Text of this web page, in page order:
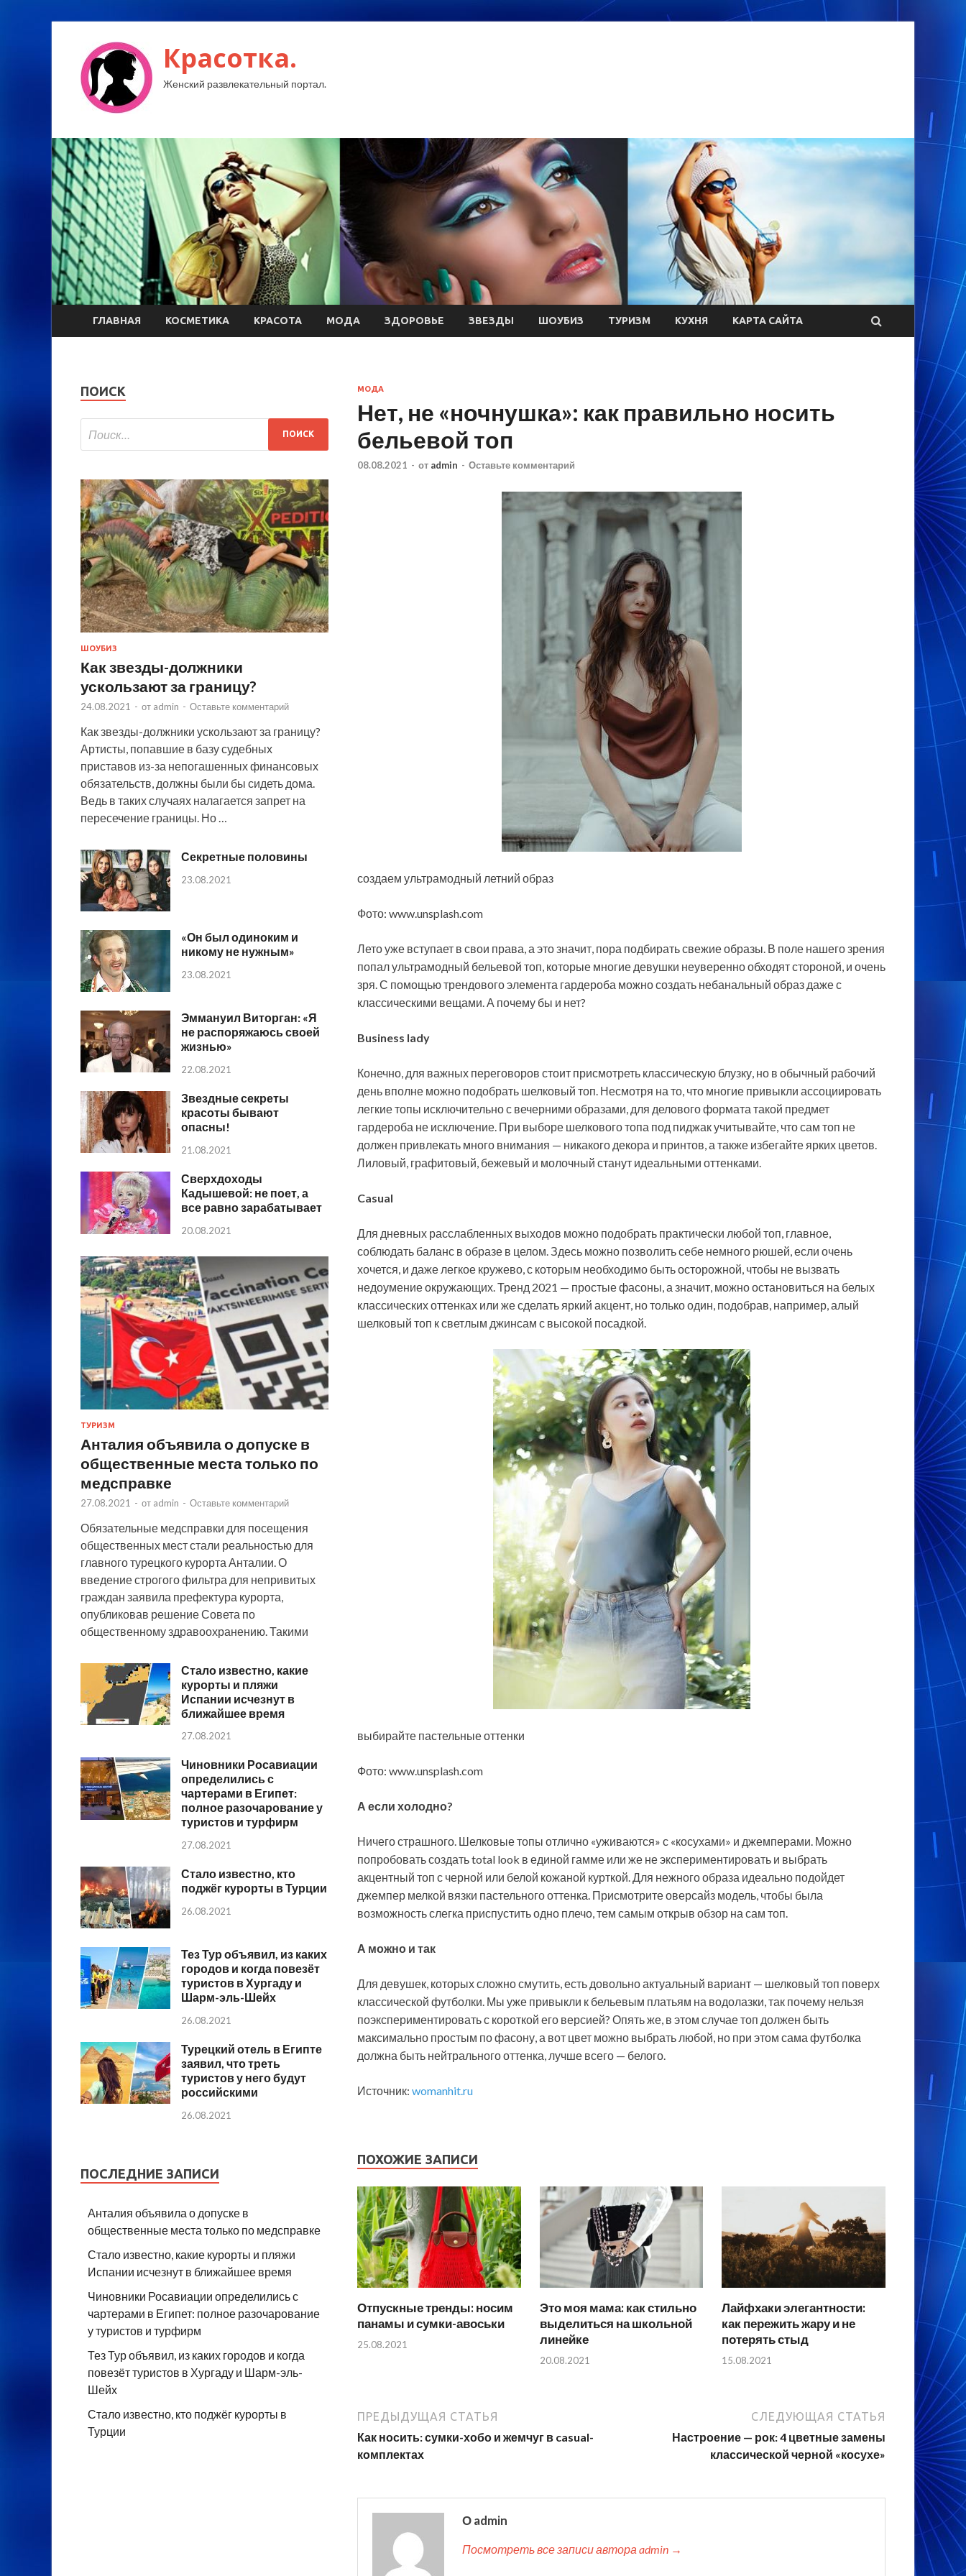
Красотка.
Женский развлекательный портал.
ГЛАВНАЯ КОСМЕТИКА КРАСОТА МОДА ЗДОРОВЬЕ ЗВЕЗДЫ ШОУБИЗ ТУРИЗМ КУХНЯ КАРТА САЙТА
МОДА
Нет, не «ночнушка»: как правильно носить
бельевой топ
08.08.2021 - от admin - Оставьте комментарий
создаем ультрамодный летний образ
Фото: www.unsplash.com
Лето уже вступает в свои права, а это значит, пора подбирать свежие образы. В поле нашего зрения
попал ультрамодный бельевой топ, которые многие девушки неуверенно обходят стороной, и очень
зря. С помощью трендовогоэлемента гардероба можно создать небанальный образ даже с
классическими вещами. А почему бы и нет?
Business lady
Конечно, для важных переговоров стоит присмотреть классическую блузку, но в обычный рабочий
день вполне можно подобрать шелковый топ. Несмотря на то, что многие привыкли ассоциировать
легкие топы исключительно с вечерними образами, для делового формата такой предмет
гардероба не исключение. При выборе шелкового топа под пиджак учитывайте, что сам топ не
должен привлекать много внимания — никакого декора и принтов, а также избегайте ярких цветов.
Лиловый, графитовый, бежевый и молочный станут идеальными оттенками.
Casual
Для дневных расслабленных выходов можно подобрать практически любой топ, главное,
соблюдать баланс в образе в целом. Здесь можно позволить себе немного рюшей, если очень
хочется, и даже легкое кружево, с которым необходимо быть осторожной, чтобы не вызвать
недоумение окружающих. Тренд 2021 — простые фасоны, а значит, можно остановиться на белых
классических оттенках или же сделать яркий акцент, но только один, подобрав, например, алый
шелковый топ к светлым джинсам с высокой посадкой.
выбирайте пастельные оттенки
Фото: www.unsplash.com
А если холодно?
Ничего страшного. Шелковые топы отлично «уживаются» с «косухами» и джемперами. Можно
попробовать создать total look в единой гамме или же не экспериментировать и выбрать
акцентный топ с черной или белой кожаной курткой. Для нежного образа идеально подойдет
джемпер мелкой вязки пастельного оттенка. Присмотрите оверсайз модель, чтобы была
возможность слегка приспустить одно плечо, тем самым открыв обзор на сам топ.
А можно и так
Для девушек, которых сложно смутить, есть довольно актуальный вариант — шелковый топ поверх
классической футболки. Мы уже привыкли к бельевым платьям на водолазки, так почему нельзя
поэкспериментировать с короткой его версией? Опять же, в этом случае топ должен быть
максимально простым по фасону, а вот цвет можно выбрать любой, но при этом сама футболка
должна быть нейтрального оттенка, лучше всего — белого.
Источник: womanhit.ru
ПОХОЖИЕ ЗАПИСИ
Отпускные тренды: носим
панамы и сумки-авоськи
25.08.2021
Это моя мама: как стильно
выделиться на школьной
линейке
20.08.2021
Лайфхаки элегантности:
как пережить жару и не
потерять стыд
15.08.2021
ПРЕДЫДУЩАЯ СТАТЬЯ
Как носить: сумки-хобо и жемчуг в casual-
комплектах
СЛЕДУЮЩАЯ СТАТЬЯ
Настроение — рок: 4 цветные замены
классической черной «косухе»
О admin
Посмотреть все записи автора admin →
ПОИСК
ШОУБИЗ
Как звезды-должники
ускользают за границу?
24.08.2021 - от admin - Оставьте комментарий
Как звезды-должники ускользают за границу?
Артисты, попавшие в базу судебных
приставов из-за непогашенных финансовых
обязательств, должны были бы сидеть дома.
Ведь в таких случаях налагается запрет на
пересечение границы. Но …
Секретные половины
23.08.2021
«Он был одиноким и
никому не нужным»
23.08.2021
Эммануил Виторган: «Я
не распоряжаюсь своей
жизнью»
22.08.2021
Звездные секреты
красоты бывают
опасны!
21.08.2021
Сверхдоходы
Кадышевой: не поет, а
все равно зарабатывает
20.08.2021
ТУРИЗМ
Анталия объявила о допуске в
общественные места только по
медсправке
27.08.2021 - от admin - Оставьте комментарий
Обязательные медсправки для посещения
общественных мест стали реальностью для
главного турецкого курорта Анталии. О
введение строгого фильтра для непривитых
граждан заявила префектура курорта,
опубликовав решение Совета по
общественному здравоохранению. Такими
Стало известно, какие
курорты и пляжи
Испании исчезнут в
ближайшее время
27.08.2021
Чиновники Росавиации
определились с
чартерами в Египет:
полное разочарование у
туристов и турфирм
27.08.2021
Стало известно, кто
поджёг курорты в Турции
26.08.2021
Тез Тур объявил, из каких
городов и когда повезёт
туристов в Хургаду и
Шарм-эль-Шейх
26.08.2021
Турецкий отель в Египте
заявил, что треть
туристов у него будут
российскими
26.08.2021
ПОСЛЕДНИЕ ЗАПИСИ
Анталия объявила о допуске в
общественные места только по медсправке
Стало известно, какие курорты и пляжи
Испании исчезнут в ближайшее время
Чиновники Росавиации определились с
чартерами в Египет: полное разочарование
у туристов и турфирм
Тез Тур объявил, из каких городов и когда
повезёт туристов в Хургаду и Шарм-эль-
Шейх
Стало известно, кто поджёг курорты в
Турции